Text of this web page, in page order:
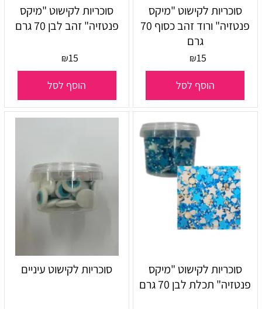
סוכריות לקישוט "מיקס
פנטזיה" ורוד זהב כסוף 70
גרם
₪15
הוסף לסל
סוכריות לקישוט "מיקס
פנטזיה" זהב לבן 70 גרם
₪15
הוסף לסל
סוכריות לקישוט "מיקס
פנטזיה" תכלת לבן 70 גרם
סוכריות לקישוט עיניים